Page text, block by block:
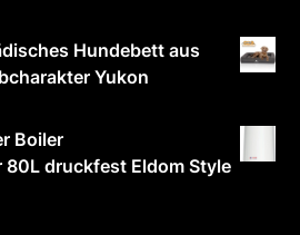
Hundebett aus
Yukon
Boiler
80L druckfest Eldom Style